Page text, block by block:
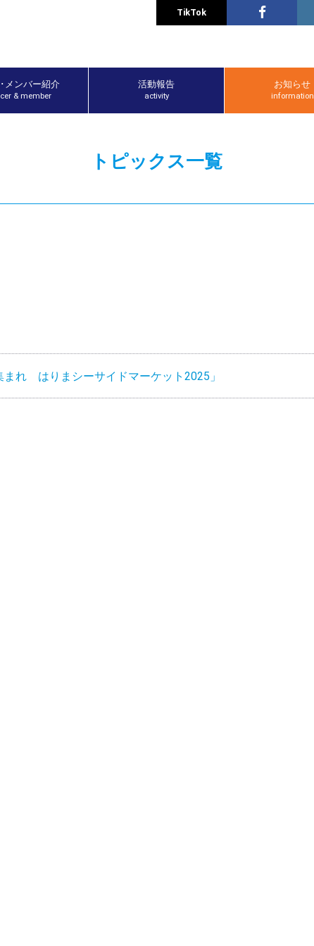
TikTok
メンバー紹介
& member
活動報告
activity
お知らせ
information
トピックス一覧
まれ はりまシーサイドマーケット2025」